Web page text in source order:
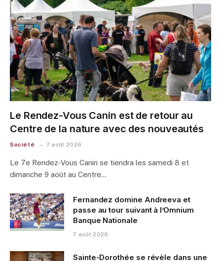
Le Rendez-Vous Canin est de retour au
Centre de la nature avec des nouveautés
Société 7 août 2026
Le 7e Rendez-Vous Canin se tiendra les samedi 8 et
dimanche 9 août au Centre…
Fernandez domine Andreeva et
passe au tour suivant à l’Omnium
Banque Nationale
7 août 2026
Sainte-Dorothée se révèle dans une